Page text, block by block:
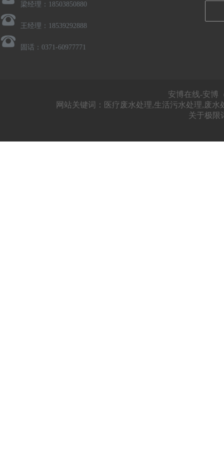
梁经理：18503850880
王经理：18539292888
固话：0371-60977771
安博在线-安博
网站关键词：医疗废水处理,生活污水处理,废
关于极限